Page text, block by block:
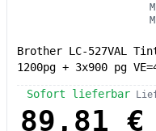
Brother LC-527VAL
1200pg + 3x900 pg
Sofort lieferbar
89,81 €